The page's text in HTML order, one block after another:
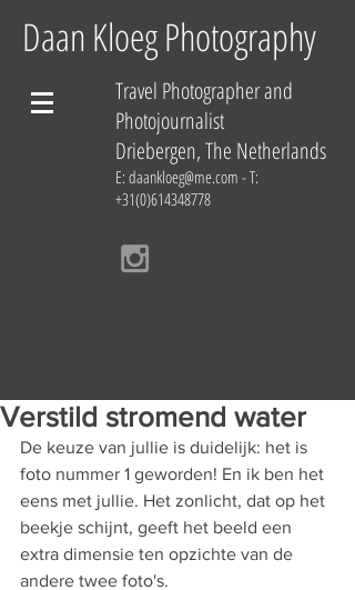
Daan Kloeg Photography
Travel Photographer and
Photojournalist
Driebergen, The Netherlands
E: daankloeg@me.com - T:
+31(0)614348778
Verstild stromend water
De keuze van jullie is duidelijk: het is
foto nummer 1 geworden! En ik ben het
eens met jullie. Het zonlicht, dat op het
beekje schijnt, geeft het beeld een
extra dimensie ten opzichte van de
andere twee foto's.